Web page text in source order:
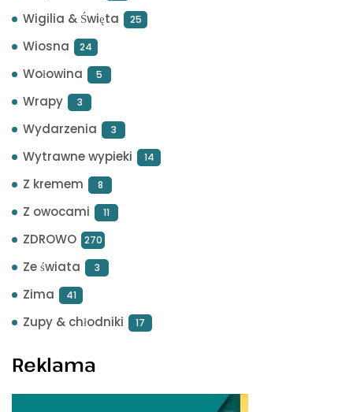
Wigilia & Święta 25
Wiosna 24
Wołowina 5
Wrapy 3
Wydarzenia 3
Wytrawne wypieki 14
Z kremem 8
Z owocami 11
ZDROWO 270
Ze świata 3
Zima 41
Zupy & chłodniki 17
Reklama